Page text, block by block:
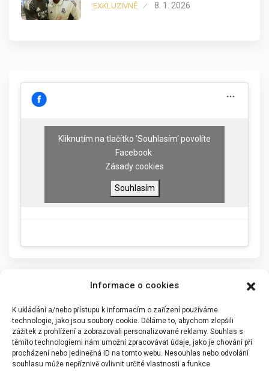
Informace o cookies
K ukládání a/nebo přístupu k informacím o zařízení používáme
technologie, jako jsou soubory cookie. Děláme to, abychom zlepšili
zážitek z prohlížení a zobrazovali personalizované reklamy. Souhlas s
těmito technologiemi nám umožní zpracovávat údaje, jako je chování při
procházení nebo jedinečná ID na tomto webu. Nesouhlas nebo odvolání
souhlasu může nepříznivě ovlivnit určité vlastnosti a funkce.
EXKLUZIVNĚ 8. 1. 2026
Kliknutím na tlačítko 'Souhlasím' povolíte
Facebook
Zásady cookies
Souhlasím